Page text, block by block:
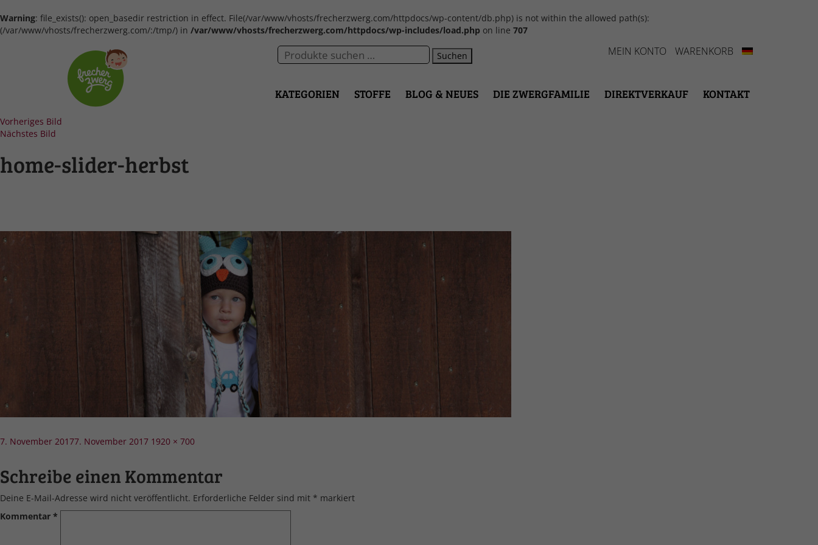
Warning: file_exists(): open_basedir restriction in effect. File(/var/www/vhosts/frecherzwerg.com/httpdocs/wp-content/db.php) is not within the allowed path(s):
(/var/www/vhosts/frecherzwerg.com/:/tmp/) in /var/www/vhosts/frecherzwerg.com/httpdocs/wp-includes/load.php on line 707
MEIN KONTO WARENKORB
Suchen
KATEGORIEN STOFFE BLOG & NEUES DIE ZWERGFAMILIE DIREKTVERKAUF KONTAKT
Vorheriges Bild
Nächstes Bild
home-slider-herbst
Veröffentlicht
7. November 20177. November 2017 Volle
1920 × 700
Schreibe einen Kommentar
Deine E-Mail-Adresse wird nicht veröffentlicht. Erforderliche Felder sind mit * markiert
Kommentar *